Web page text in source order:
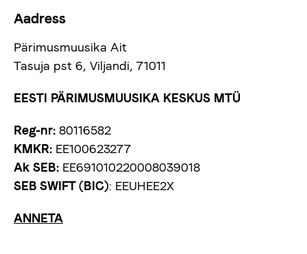
Aadress
Pärimusmuusika Ait
Tasuja pst 6, Viljandi, 71011
EESTI PÄRIMUSMUUSIKA KESKUS MTÜ
Reg-nr: 80116582
KMKR: EE100623277
Ak SEB: EE691010220008039018
SEB SWIFT (BIC): EEUHEE2X
ANNETA